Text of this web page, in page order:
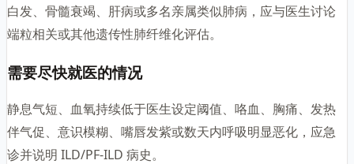
白发、骨髓衰竭、肝病或多名亲属类似肺病，应与医生讨论
端粒相关或其他遗传性肺纤维化评估。
需要尽快就医的情况
静息气短、血氧持续低于医生设定阈值、咯血、胸痛、发热
伴气促、意识模糊、嘴唇发紫或数天内呼吸明显恶化，应急
诊并说明 ILD/PF-ILD 病史。